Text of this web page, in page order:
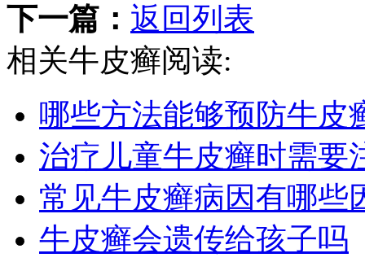
下一篇： 返回列表
相关牛皮癣阅读:
哪些方法能够预防牛皮
治疗儿童牛皮癣时需要
常见牛皮癣病因有哪些
牛皮癣会遗传给孩子吗